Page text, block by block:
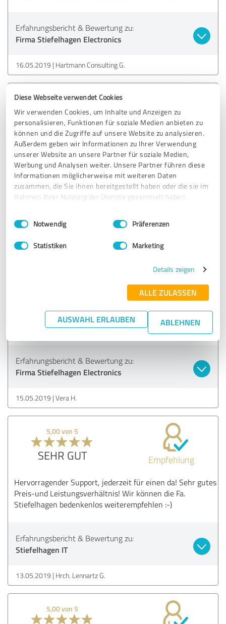
Diese Webseite verwendet Cookies
Wir verwenden Cookies, um Inhalte und Anzeigen zu
personalisieren, Funktionen für soziale Medien anbieten zu
können und die Zugriffe auf unsere Website zu analysieren.
Außerdem geben wir Informationen zu Ihrer Verwendung
unserer Website an unsere Partner für soziale Medien,
Werbung und Analysen weiter. Unsere Partner führen diese
Informationen möglicherweise mit weiteren Daten
zusammen, die Sie ihnen bereitgestellt haben oder die sie im
Rahmen Ihrer Nutzung der Dienste gesammelt haben.
Impressum Datenschutzbestimmungen
Einwilligungsauswahl
Notwendig Präferenzen
Statistiken Marketing
Details zeigen
ALLE ZULASSEN
AUSWAHL ERLAUBEN ABLEHNEN
Erfahrungsbericht & Bewertung zu:
Firma Stiefelhagen Electronics
16.05.2019 Hartmann Consulting G.
5,00 von 5
SEHR GUT Empfehlung
Sehr kompetente und zuverlässige Beratung. Die Firma ist
ein rundum sorglos Paket. Immer wieder gerne würden wir
die Firma weiterempfehlen.
15.05.2019 ARAG Versicherungen Rhein-Sieg, Ulrich L.
Empfehlung
Excellent service and very friendly and helpful contact.
Erfahrungsbericht & Bewertung zu:
Firma Stiefelhagen Electronics
15.05.2019 Vera H.
5,00 von 5
SEHR GUT Empfehlung
Hervorragender Support, jederzeit für einen da! Sehr gutes
Preis-und Leistungsverhältnis! Wir können die Fa.
Stiefelhagen bedenkenlos weiterempfehlen :-)
Erfahrungsbericht & Bewertung zu:
Stiefelhagen IT
13.05.2019 Hrch. Lennartz G.
5,00 von 5